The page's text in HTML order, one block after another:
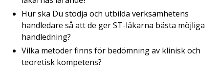
Hur ska Du stödja och utbilda verksamhetens
handledare så att de ger ST-läkarna bästa möjliga
handledning?
Vilka metoder finns för bedömning av klinisk och
teoretisk kompetens?